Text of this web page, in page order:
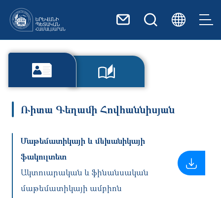
Ռիտա Գեղամի Հովհաննիսյան
Մաթեմատիկայի և մեխանիկայի
ֆակուլտետ
Ակտուարական և ֆինանսական
մաթեմատիկայի ամբիոն